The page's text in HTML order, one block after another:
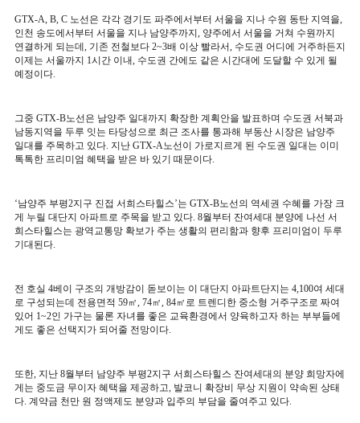
GTX-A, B, C 노선은 각각 경기도 파주에서부터 서울을 지나 수원 동탄 지역을,
인천 송도에서부터 서울을 지나 남양주까지 , 양주에서 서울을 거쳐 수원까지
연결하게 되는데 , 기존 전철보다 2~3배 이상 빨라서, 수도권 어디에 거주하든지
이제는 서울까지 1시간 이내, 수도권 간에도 같은 시간대에 도달할 수 있게 될
예정이다.
그중 GTX-B노선은 남양주 일대까지 확장한 계획안을 발표하며 수도권 서북과
남동지역을 두루 잇는 타당성으로 최근 조사를 통과해 부동산 시장은 남양주
일대를 주목하고 있다. 지난 GTX-A노선이 가로지르게 된 수도권 일대는 이미
톡톡한 프리미엄 혜택을 받은 바 있기 때문이다.
‘남양주 부평2지구 진접 서희스타힐스’는 GTX-B노선의 역세권 수혜를 가장 크
게 누릴 대단지 아파트로 주목을 받고 있다. 8월부터 잔여세대 분양에 나선 서
희스타힐스는 광역교통망 확보가 주는 생활의 편리함과 향후 프리미엄이 두루
기대된다.
전 호실 4베이 구조의 개방감이 돋보이는 이 대단지 아파트단지는 4,100여 세대
로 구성되는데 전용면적 59㎡, 74㎡, 84㎡ 로 트렌디한 중소형 거주구조로 짜여
있어 1~2인 가구는 물론 자녀를 좋은 교육환경에서 양육하고자 하는 부부들에
게도 좋은 선택지가 되어줄 전망이다.
또한, 지난 8월부터 남양주 부평2지구 서희스타힐스 잔여세대의 분양 희망자에
게는 중도금 무이자 혜택을 제공하고, 발코니 확장비 무상 지원이 약속된 상태
다. 계약금 천만 원 정액제도 분양과 입주의 부담을 줄여주고 있다.